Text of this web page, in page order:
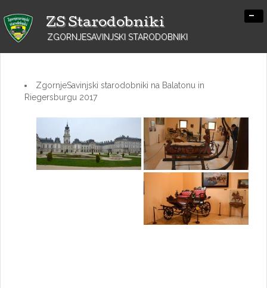
ZS Starodobniki
ZGORNJESAVINJSKI STARODOBNIKI
-
ZgornjeSavinjski starodobniki na Balatonu in
Riegersburgu 2017